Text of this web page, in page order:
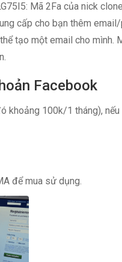
Mã 2Fa của nick
cấp cho bạn thêm
tạo một email cho
Facebook
khoảng 100k/1 tháng),
để mua sử dụng.